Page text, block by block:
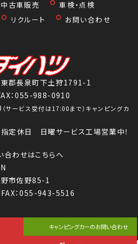
中古車販売
車検・点検
リクルート
お問い合わせ
郡長泉町下土狩1791-1
：055-988-0910
（サービス受付は17:00まで）キャンピングカ
指定休日 日曜サービス工場営業中！
合わせはこちらへ
市佐野85-1
：055-943-5516
キャンピングカーのお問い合わせ
三島ダイハツ All Rights Reserved.